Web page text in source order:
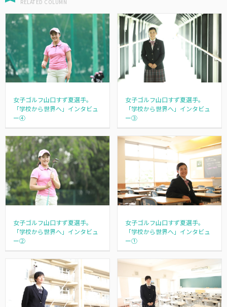
女子ゴルフ山口すず夏選手。
「学校から世界へ」インタビュ
ー④
女子ゴルフ山口すず夏選手。
「学校から世界へ」インタビュ
ー③
女子ゴルフ山口すず夏選手。
「学校から世界へ」インタビュ
ー②
女子ゴルフ山口すず夏選手。
「学校から世界へ」インタビュ
ー①